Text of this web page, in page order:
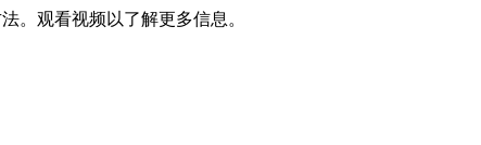
。观看视频以了解更多信息。